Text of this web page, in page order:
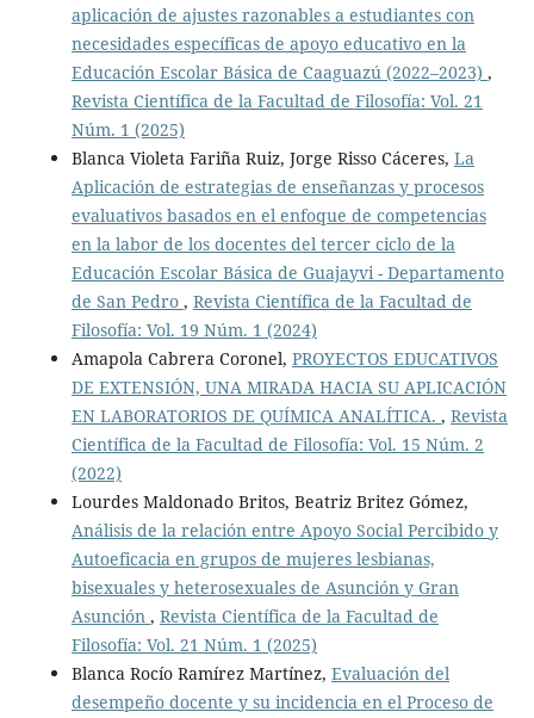
aplicación de ajustes razonables a estudiantes con
necesidades específicas de apoyo educativo en la
Educación Escolar Básica de Caaguazú (2022–2023) ,
Revista Científica de la Facultad de Filosofía: Vol. 21
Núm. 1 (2025)
Blanca Violeta Fariña Ruiz, Jorge Risso Cáceres, La
Aplicación de estrategias de enseñanzas y procesos
evaluativos basados en el enfoque de competencias
en la labor de los docentes del tercer ciclo de la
Educación Escolar Básica de Guajayvi - Departamento
de San Pedro , Revista Científica de la Facultad de
Filosofía: Vol. 19 Núm. 1 (2024)
Amapola Cabrera Coronel, PROYECTOS EDUCATIVOS
DE EXTENSIÓN, UNA MIRADA HACIA SU APLICACIÓN
EN LABORATORIOS DE QUÍMICA ANALÍTICA. , Revista
Científica de la Facultad de Filosofía: Vol. 15 Núm. 2
(2022)
Lourdes Maldonado Britos, Beatriz Britez Gómez,
Análisis de la relación entre Apoyo Social Percibido y
Autoeficacia en grupos de mujeres lesbianas,
bisexuales y heterosexuales de Asunción y Gran
Asunción , Revista Científica de la Facultad de
Filosofía: Vol. 21 Núm. 1 (2025)
Blanca Rocío Ramírez Martínez, Evaluación del
desempeño docente y su incidencia en el Proceso de